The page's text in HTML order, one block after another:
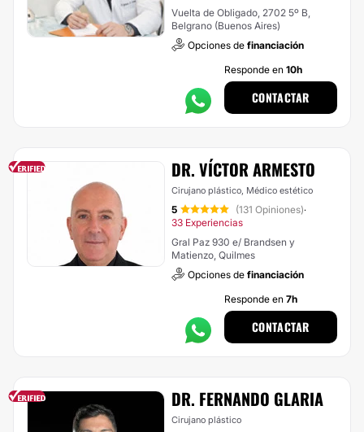
Vuelta de Obligado, 2702 5º B,
Belgrano (Buenos Aires)
Opciones de financiación
Responde en 10h
CONTACTAR
DR. VÍCTOR ARMESTO
Cirujano plástico, Médico estético
5 (131 Opiniones)·
33 Experiencias
Gral Paz 930 e/ Brandsen y
Matienzo, Quilmes
Opciones de financiación
Responde en 7h
CONTACTAR
DR. FERNANDO GLARIA
Cirujano plástico